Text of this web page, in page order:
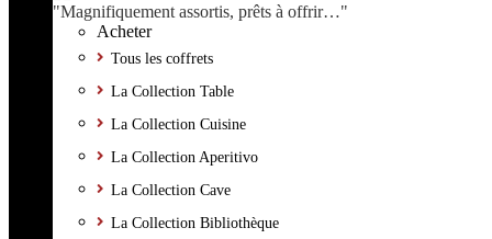
"Magnifiquement assortis, prêts à offrir…"
Acheter
Tous les coffrets
La Collection Table
La Collection Cuisine
La Collection Aperitivo
La Collection Cave
La Collection Bibliothèque